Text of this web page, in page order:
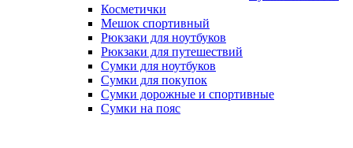
Косметички
Мешок спортивный
Рюкзаки для ноутбуков
Рюкзаки для путешествий
Сумки для ноутбуков
Сумки для покупок
Сумки дорожные и спортивные
Сумки на пояс